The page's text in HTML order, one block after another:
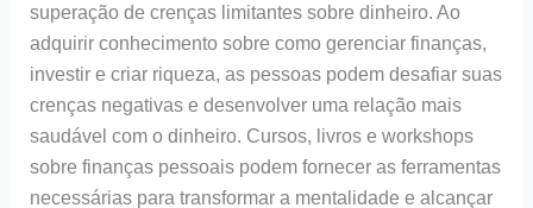
superação de crenças limitantes sobre dinheiro. Ao
adquirir conhecimento sobre como gerenciar finanças,
investir e criar riqueza, as pessoas podem desafiar suas
crenças negativas e desenvolver uma relação mais
saudável com o dinheiro. Cursos, livros e workshops
sobre finanças pessoais podem fornecer as ferramentas
necessárias para transformar a mentalidade e alcançar